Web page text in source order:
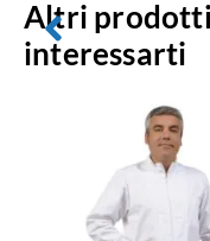
Altri
interessarti